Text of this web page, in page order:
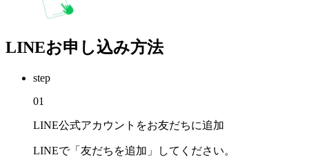
LINEお申し込み方法
step
01
LINE公式アカウントをお友だちに追加
LINEで「友だちを追加」してください。